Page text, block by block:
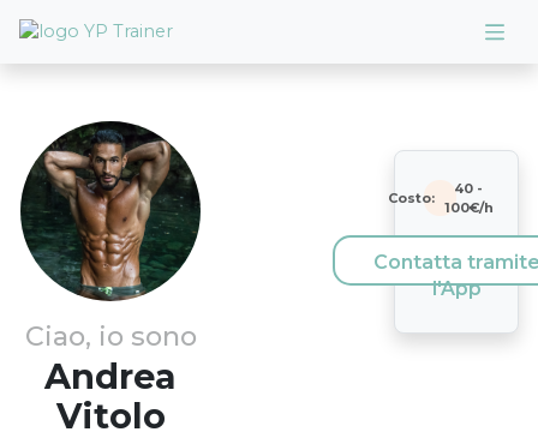
Ciao, io sono
Andrea
Vitolo
Costo:
40 -
100€/h
Contatta
l'App